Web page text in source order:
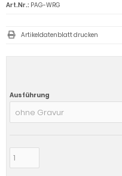
Ausführung
ohne Gravur
Art.Nr.: PAG-WRG
Artikeldatenblatt drucken